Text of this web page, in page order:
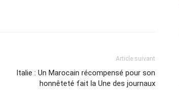
Article suivant
Italie : Un Marocain récompensé pour son
honnêteté fait la Une des journaux